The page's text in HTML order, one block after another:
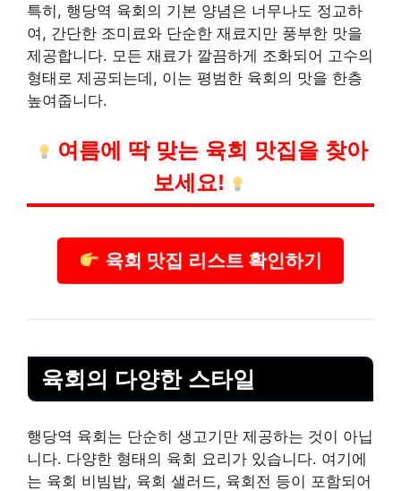
특히, 행당역 육회의 기본 양념은 너무나도 정교하
여, 간단한 조미료와 단순한 재료지만 풍부한 맛을
제공합니다. 모든 재료가 깔끔하게 조화되어 고수의
형태로 제공되는데, 이는 평범한 육회의 맛을 한층
높여줍니다.
여름에 딱 맞는 육회 맛집을 찾아
보세요!
육회 맛집 리스트 확인하기
육회의 다양한 스타일
행당역 육회는 단순히 생고기만 제공하는 것이 아닙
니다. 다양한 형태의 육회 요리가 있습니다. 여기에
는 육회 비빔밥, 육회 샐러드, 육회전 등이 포함되어